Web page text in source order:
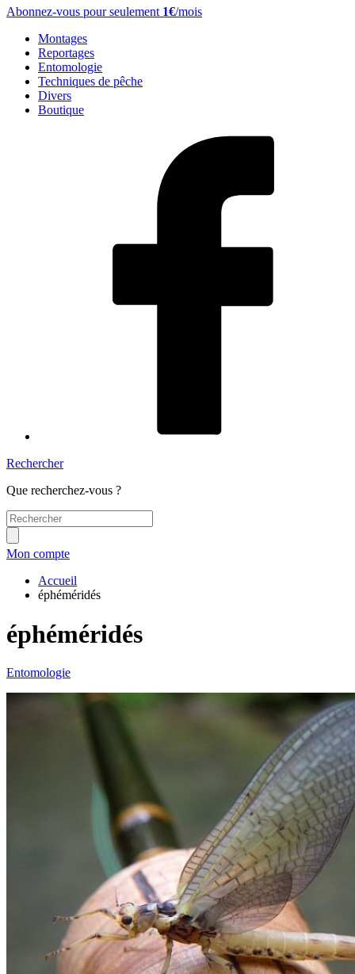
Abonnez-vous pour seulement 1€/mois
Montages
Reportages
Entomologie
Techniques de pêche
Divers
Boutique
Rechercher
Que recherchez-vous ?
Mon compte
Accueil
éphéméridés
éphéméridés
Entomologie